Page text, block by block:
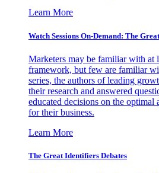
Learn More
Watch Sessions On-Demand: The
Marketers may be familiar with at
framework, but few are familiar
series, the authors of leading
their research and answered
educated decisions on the
for their business.
Learn More
The Great Identifiers Debates